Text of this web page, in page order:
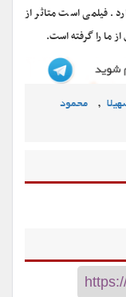
فیلمی است متاثر از
ما را گرفته است.
,
محمود